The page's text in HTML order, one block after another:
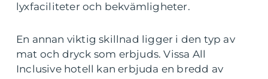
lyxfaciliteter och bekvämligheter.
En annan viktig skillnad ligger i den typ av
mat och dryck som erbjuds. Vissa All
Inclusive hotell kan erbjuda en bredd av